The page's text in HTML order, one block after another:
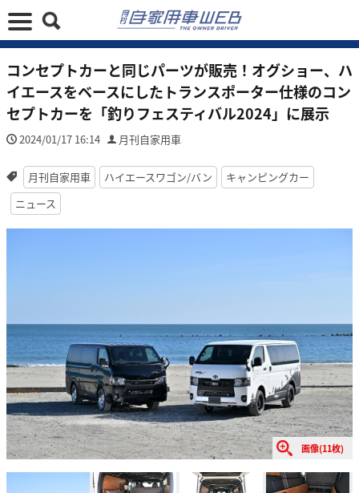
コンセプトカーと同じパーツが販売！オグショー、ハ
イエースをベースにしたトランスポーター仕様のコン
セプトカーを「釣りフェスティバル2024」に展示
2024/01/17 16:14 月刊自家用車
月刊自家用車 ハイエースワゴン/バン
キャンピングカー
ニュース
画像(11枚)